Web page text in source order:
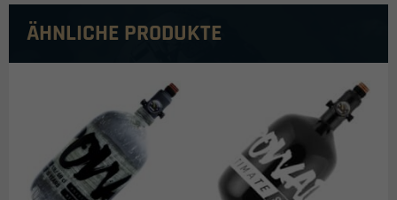
ÄHNLICHE PRODUKTE